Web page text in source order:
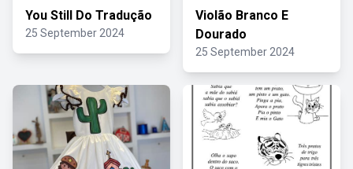
You Still Do Tradução
25 September 2024
Violão Branco E
Dourado
25 September 2024